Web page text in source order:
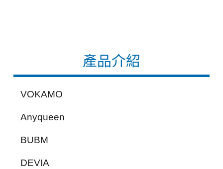
產品介紹
VOKAMO
Anyqueen
BUBM
DEVIA